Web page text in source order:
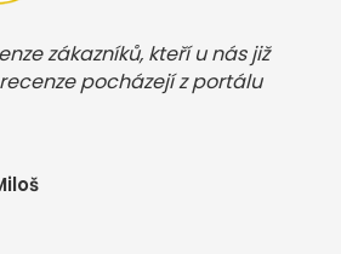
zákazníků, kteří u nás již
pocházejí z portálu